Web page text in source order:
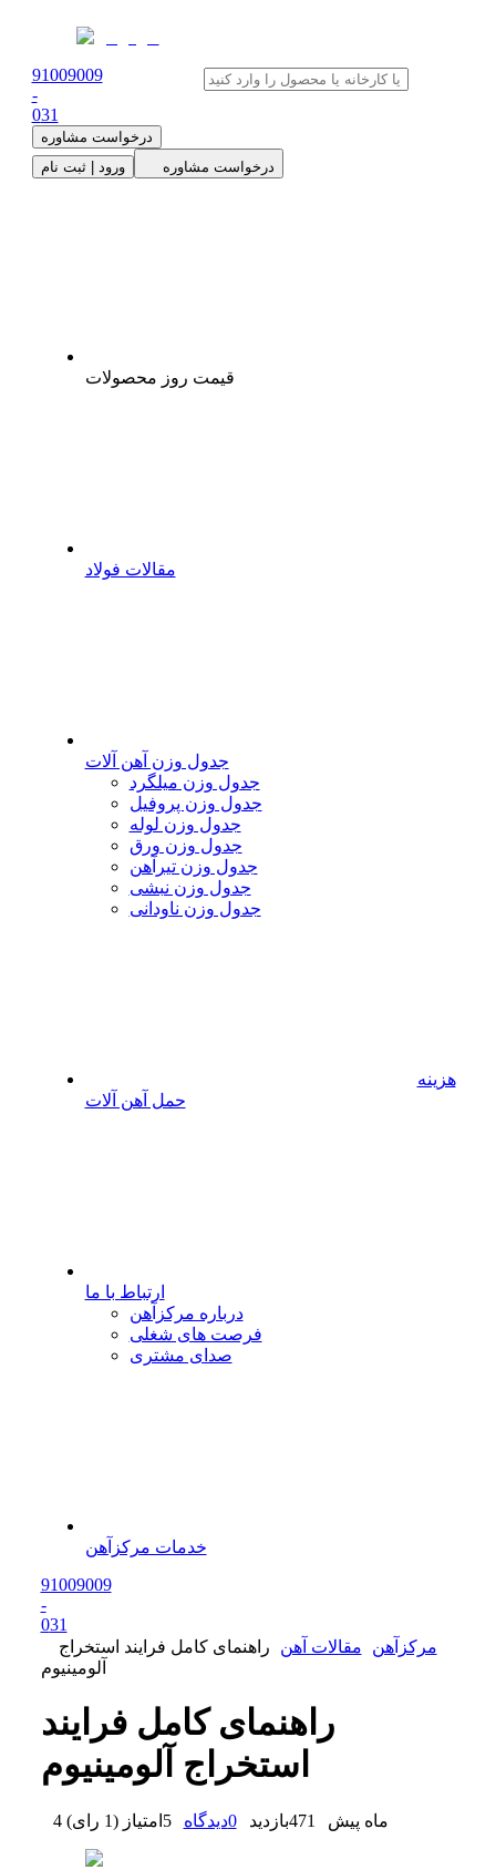
91009009
-
031
درخواست مشاوره
ورود | ثبت نام
درخواست مشاوره
قیمت روز محصولات
مقالات فولاد
جدول وزن آهن آلات
جدول وزن میلگرد
جدول وزن پروفیل
جدول وزن لوله
جدول وزن ورق
جدول وزن تیرآهن
جدول وزن نبشی
جدول وزن ناودانی
هزینه
حمل آهن آلات
ارتباط با ما
درباره مرکزآهن
فرصت های شغلی
صدای مشتری
خدمات مرکزآهن
91009009
-
031
مرکزآهن
مقالات آهن
راهنمای کامل فرایند استخراج
آلومینیوم
راهنمای کامل فرایند
استخراج آلومینیوم
4 ماه پیش 471بازدید 0دیدگاه 5 امتیاز (1 رای )